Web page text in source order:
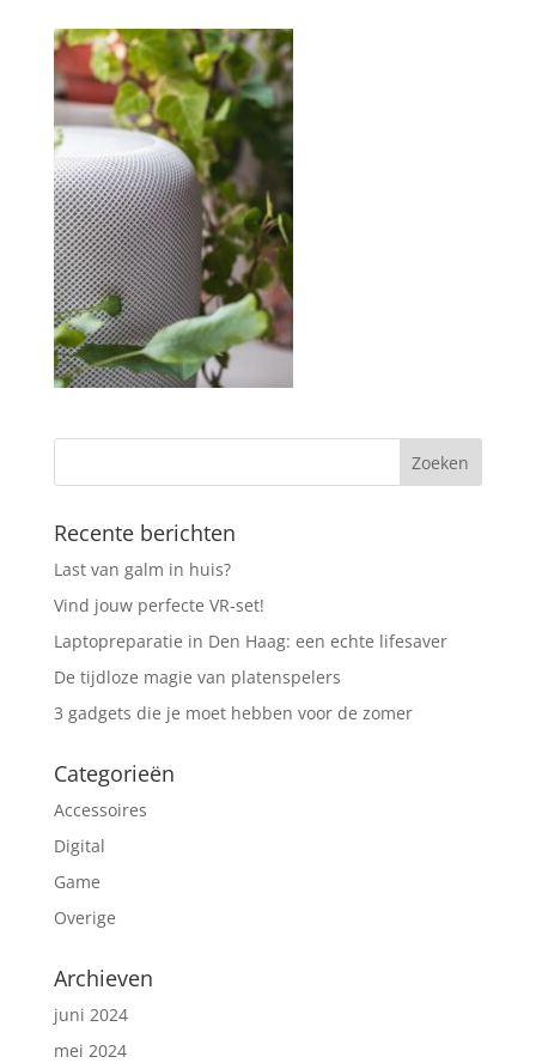
Recente berichten
Last van galm in huis?
Vind jouw perfecte VR-set!
Laptopreparatie in Den Haag: een echte lifesaver
De tijdloze magie van platenspelers
3 gadgets die je moet hebben voor de zomer
Categorieën
Accessoires
Digital
Game
Overige
Archieven
juni 2024
mei 2024